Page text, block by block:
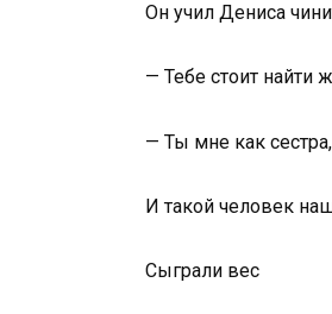
Он учил Дениса
— Тебе стоит найти
— Ты мне как
И такой человек
Сыграли вес